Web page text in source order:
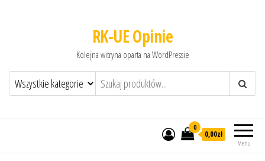
RK-UE Opinie
Kolejna witryna oparta na WordPressie
Menu
0
0,00zł